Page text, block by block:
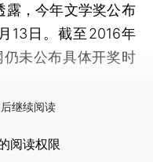
露，今年文学奖公布
13日。截至2016年
未公布具体开奖时
继续阅读
阅读权限